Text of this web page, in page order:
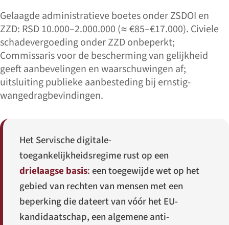
Gelaagde administratieve boetes onder ZSDOI en
ZZD: RSD 10.000–2.000.000 (≈ €85–€17.000). Civiele
schadevergoeding onder ZZD onbeperkt;
Commissaris voor de bescherming van gelijkheid
geeft aanbevelingen en waarschuwingen af;
uitsluiting publieke aanbesteding bij ernstig-
wangedragbevindingen.
Het Servische digitale-
toegankelijkheidsregime rust op een
drielaagse basis: een toegewijde wet op het
gebied van rechten van mensen met een
beperking die dateert van vóór het EU-
kandidaatschap, een algemene anti-